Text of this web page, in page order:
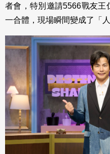
者會，特別邀請5566戰友王
一合體，現場瞬間變成了「